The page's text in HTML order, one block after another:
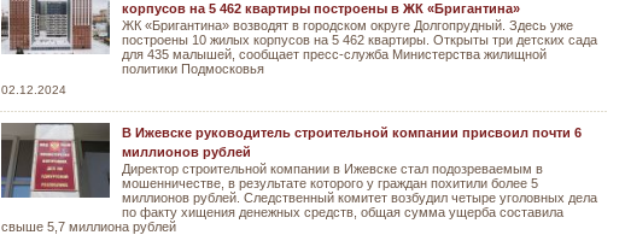
корпусов на 5 462 квартиры построены в ЖК «Бригантина»
ЖК «Бригантина» возводят в городском округе Долгопрудный. Здесь уже
построены 10 жилых корпусов на 5 462 квартиры. Открыты три детских сада
для 435 малышей, сообщает пресс-служба Министерства жилищной
политики Подмосковья
02.12.2024
В Ижевске руководитель строительной компании присвоил почти 6
миллионов рублей
Директор строительной компании в Ижевске стал подозреваемым в
мошенничестве, в результате которого у граждан похитили более 5
миллионов рублей. Следственный комитет возбудил четыре уголовных дела
по факту хищения денежных средств, общая сумма ущерба составила
свыше 5,7 миллиона рублей